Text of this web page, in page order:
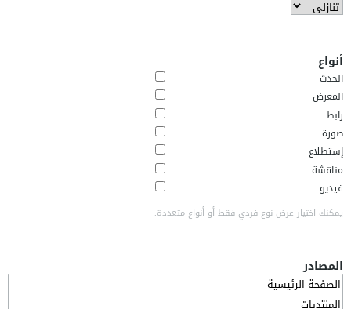
أنواع
الحدث
المعرض
رابط
صورة
إستطلاع
مناقشة
فيديو
يمكنك اختيار عرض نوع فردي فقط أو أنواع متعددة.
المصادر